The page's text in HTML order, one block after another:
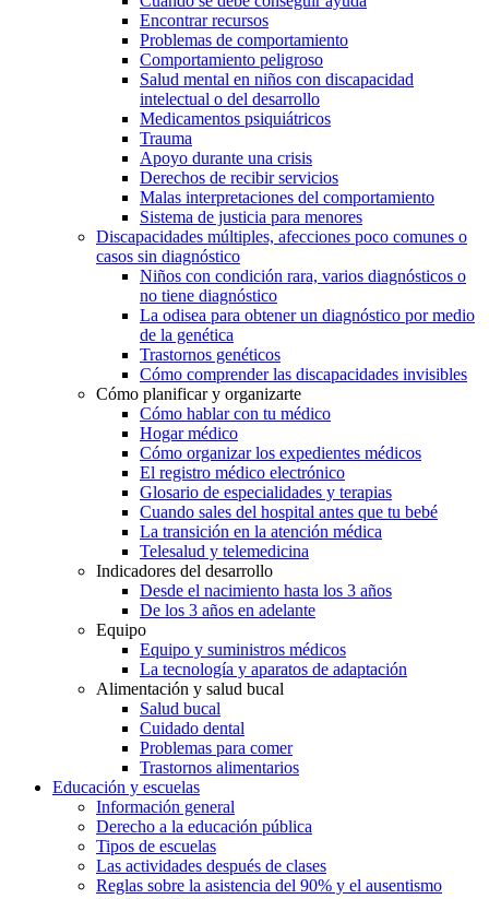
Encontrar recursos
Problemas de comportamiento
Comportamiento peligroso
Salud mental en niños con discapacidad
intelectual o del desarrollo
Medicamentos psiquiátricos
Trauma
Apoyo durante una crisis
Derechos de recibir servicios
Malas interpretaciones del comportamiento
Sistema de justicia para menores
Discapacidades múltiples, afecciones poco comunes o
casos sin diagnóstico
Niños con condición rara, varios diagnósticos o
no tiene diagnóstico
La odisea para obtener un diagnóstico por medio
de la genética
Trastornos genéticos
Cómo comprender las discapacidades invisibles
Cómo planificar y organizarte
Cómo hablar con tu médico
Hogar médico
Cómo organizar los expedientes médicos
El registro médico electrónico
Glosario de especialidades y terapias
Cuando sales del hospital antes que tu bebé
La transición en la atención médica
Telesalud y telemedicina
Indicadores del desarrollo
Desde el nacimiento hasta los 3 años
De los 3 años en adelante
Equipo
Equipo y suministros médicos
La tecnología y aparatos de adaptación
Alimentación y salud bucal
Salud bucal
Cuidado dental
Problemas para comer
Trastornos alimentarios
Educación y escuelas
Información general
Derecho a la educación pública
Tipos de escuelas
Las actividades después de clases
Reglas sobre la asistencia del 90% y el ausentismo